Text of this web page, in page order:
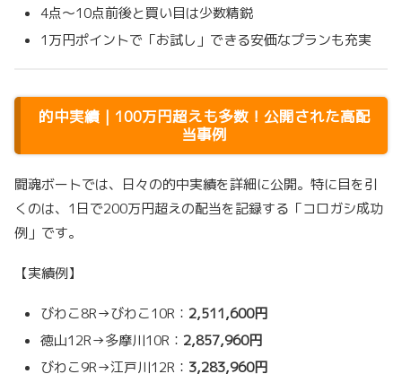
4点～10点前後と買い目は少数精鋭
1万円ポイントで「お試し」できる安価なプランも充実
的中実績｜100万円超えも多数！公開された高配
当事例
闘魂ボートでは、日々の的中実績を詳細に公開。特に目を引
くのは、1日で200万円超えの配当を記録する「コロガシ成功
例」です。
【実績例】
びわこ8R→びわこ10R： 2,511,600円
徳山12R→多摩川10R： 2,857,960円
びわこ9R→江戸川12R： 3,283,960円